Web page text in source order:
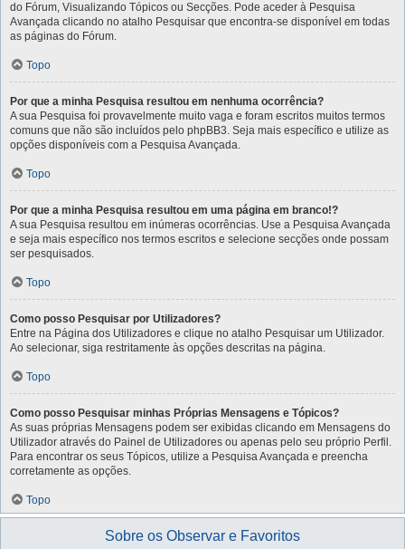
do Fórum, Visualizando Tópicos ou Secções. Pode aceder à Pesquisa
Avançada clicando no atalho Pesquisar que encontra-se disponível em todas
as páginas do Fórum.
Topo
Por que a minha Pesquisa resultou em nenhuma ocorrência?
A sua Pesquisa foi provavelmente muito vaga e foram escritos muitos termos
comuns que não são incluídos pelo phpBB3. Seja mais específico e utilize as
opções disponíveis com a Pesquisa Avançada.
Topo
Por que a minha Pesquisa resultou em uma página em branco!?
A sua Pesquisa resultou em inúmeras ocorrências. Use a Pesquisa Avançada
e seja mais específico nos termos escritos e selecione secções onde possam
ser pesquisados.
Topo
Como posso Pesquisar por Utilizadores?
Entre na Página dos Utilizadores e clique no atalho Pesquisar um Utilizador.
Ao selecionar, siga restritamente às opções descritas na página.
Topo
Como posso Pesquisar minhas Próprias Mensagens e Tópicos?
As suas próprias Mensagens podem ser exibidas clicando em Mensagens do
Utilizador através do Painel de Utilizadores ou apenas pelo seu próprio Perfil.
Para encontrar os seus Tópicos, utilize a Pesquisa Avançada e preencha
corretamente as opções.
Topo
Sobre os Observar e Favoritos